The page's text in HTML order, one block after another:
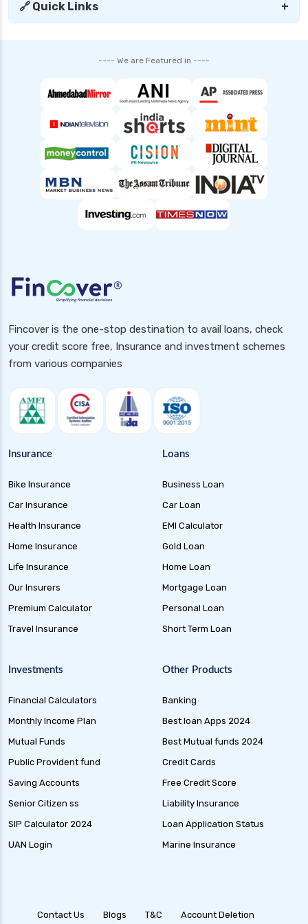
shriram finance personal loan interest rate
top 10 Personal loan apps
what is a personal loan
🔗 Quick Links +
---- We are Featured in ----
Fincover is the one-stop destination to avail loans, check
your credit score free, Insurance and investment schemes
from various companies
Insurance
Bike Insurance
Car Insurance
Health Insurance
Home Insurance
Life Insurance
Our Insurers
Premium Calculator
Travel Insurance
Loans
Business Loan
Car Loan
EMI Calculator
Gold Loan
Home Loan
Mortgage Loan
Personal Loan
Short Term Loan
Investments
Financial Calculators
Monthly Income Plan
Mutual Funds
Public Provident fund
Saving Accounts
Senior Citizen ss
SIP Calculator 2024
UAN Login
Other Products
Banking
Best loan Apps 2024
Best Mutual funds 2024
Credit Cards
Free Credit Score
Liability Insurance
Loan Application Status
Marine Insurance
Contact Us Blogs T&C Account Deletion